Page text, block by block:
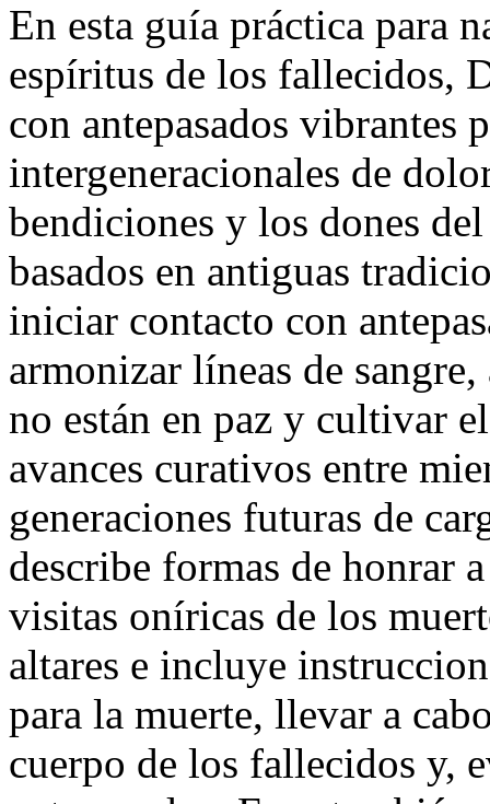
En esta guía práctica para
espíritus de los fallecidos,
con antepasados vibrantes
intergeneracionales de
bendiciones y los dones
basados en antiguas
iniciar contacto con
armonizar líneas de
no están en paz y cultivar
avances curativos entre
generaciones futuras de
describe formas de honrar
visitas oníricas de los
altares e incluye
para la muerte, llevar a
cuerpo de los fallecidos y,